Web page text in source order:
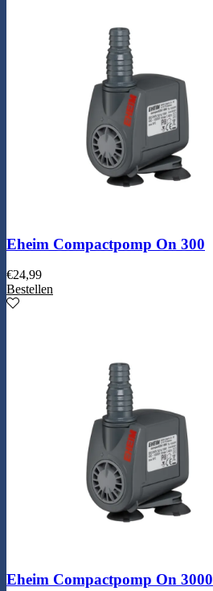
Eheim Compactpomp On 300
€24,99
Bestellen
Eheim Compactpomp On 3000